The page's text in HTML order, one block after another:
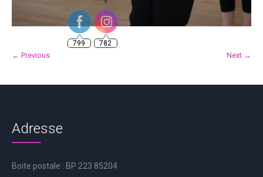
← Previous Next →
Adresse
Boite postale : BP 223 85204
799 782